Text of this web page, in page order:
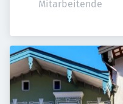
Mitarbeitende